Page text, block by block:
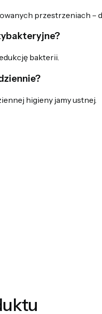
przestrzeniach –
bakterii.
higieny jamy ustnej.